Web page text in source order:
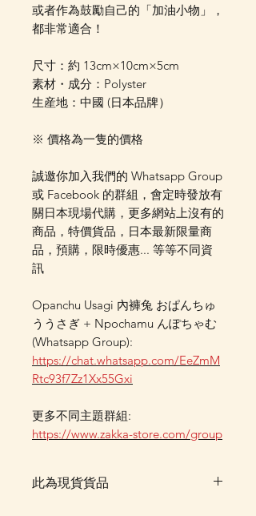
或者作為鼓勵自己的「加油小物」，
都非常適合！
尺寸：約 13cm×10cm×5cm
素材・成分：Polyster
生産地：中國 (日本品牌）
※ 價格為一隻的價格
誠邀你加入我們的 Whatsapp Group
或 Facebook 的群組，會定時發放有
關日本現場代購，更多網站上沒有的
商品，特價貨品，日本最新限量商
品，預購，限時優惠... 等等不同資
訊
Opanchu Usagi 內褲兔 おぱんちゅ
ううさぎ + Npochamu んぽちゃむ
(Whatsapp Group):
https://chat.whatsapp.com/EeZmM
Rtc93f7Zz1Xx55Gxi
更多不同主題群組:
https://www.zakka-store.com/group
此為現貨貨品